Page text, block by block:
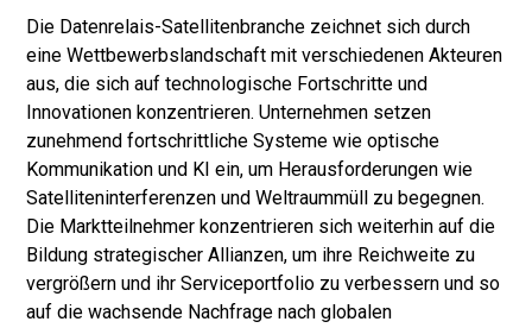
Die Datenrelais-Satellitenbranche zeichnet sich durch
eine Wettbewerbslandschaft mit verschiedenen Akteuren
aus, die sich auf technologische Fortschritte und
Innovationen konzentrieren. Unternehmen setzen
zunehmend fortschrittliche Systeme wie optische
Kommunikation und KI ein, um Herausforderungen wie
Satelliteninterferenzen und Weltraummüll zu begegnen.
Die Marktteilnehmer konzentrieren sich weiterhin auf die
Bildung strategischer Allianzen, um ihre Reichweite zu
vergrößern und ihr Serviceportfolio zu verbessern und so
auf die wachsende Nachfrage nach globalen